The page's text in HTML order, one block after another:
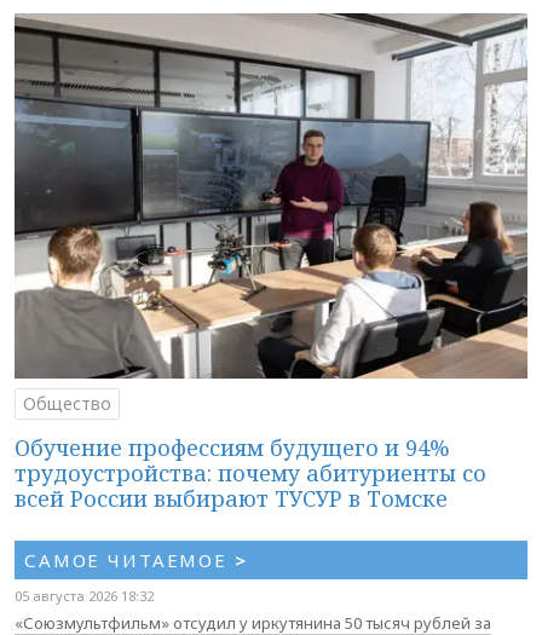
Общество
Обучение профессиям будущего и 94%
трудоустройства: почему абитуриенты со
всей России выбирают ТУСУР в Томске
САМОЕ ЧИТАЕМОЕ >
05 августа 2026 18:32
«Союзмультфильм» отсудил у иркутянина 50 тысяч рублей за